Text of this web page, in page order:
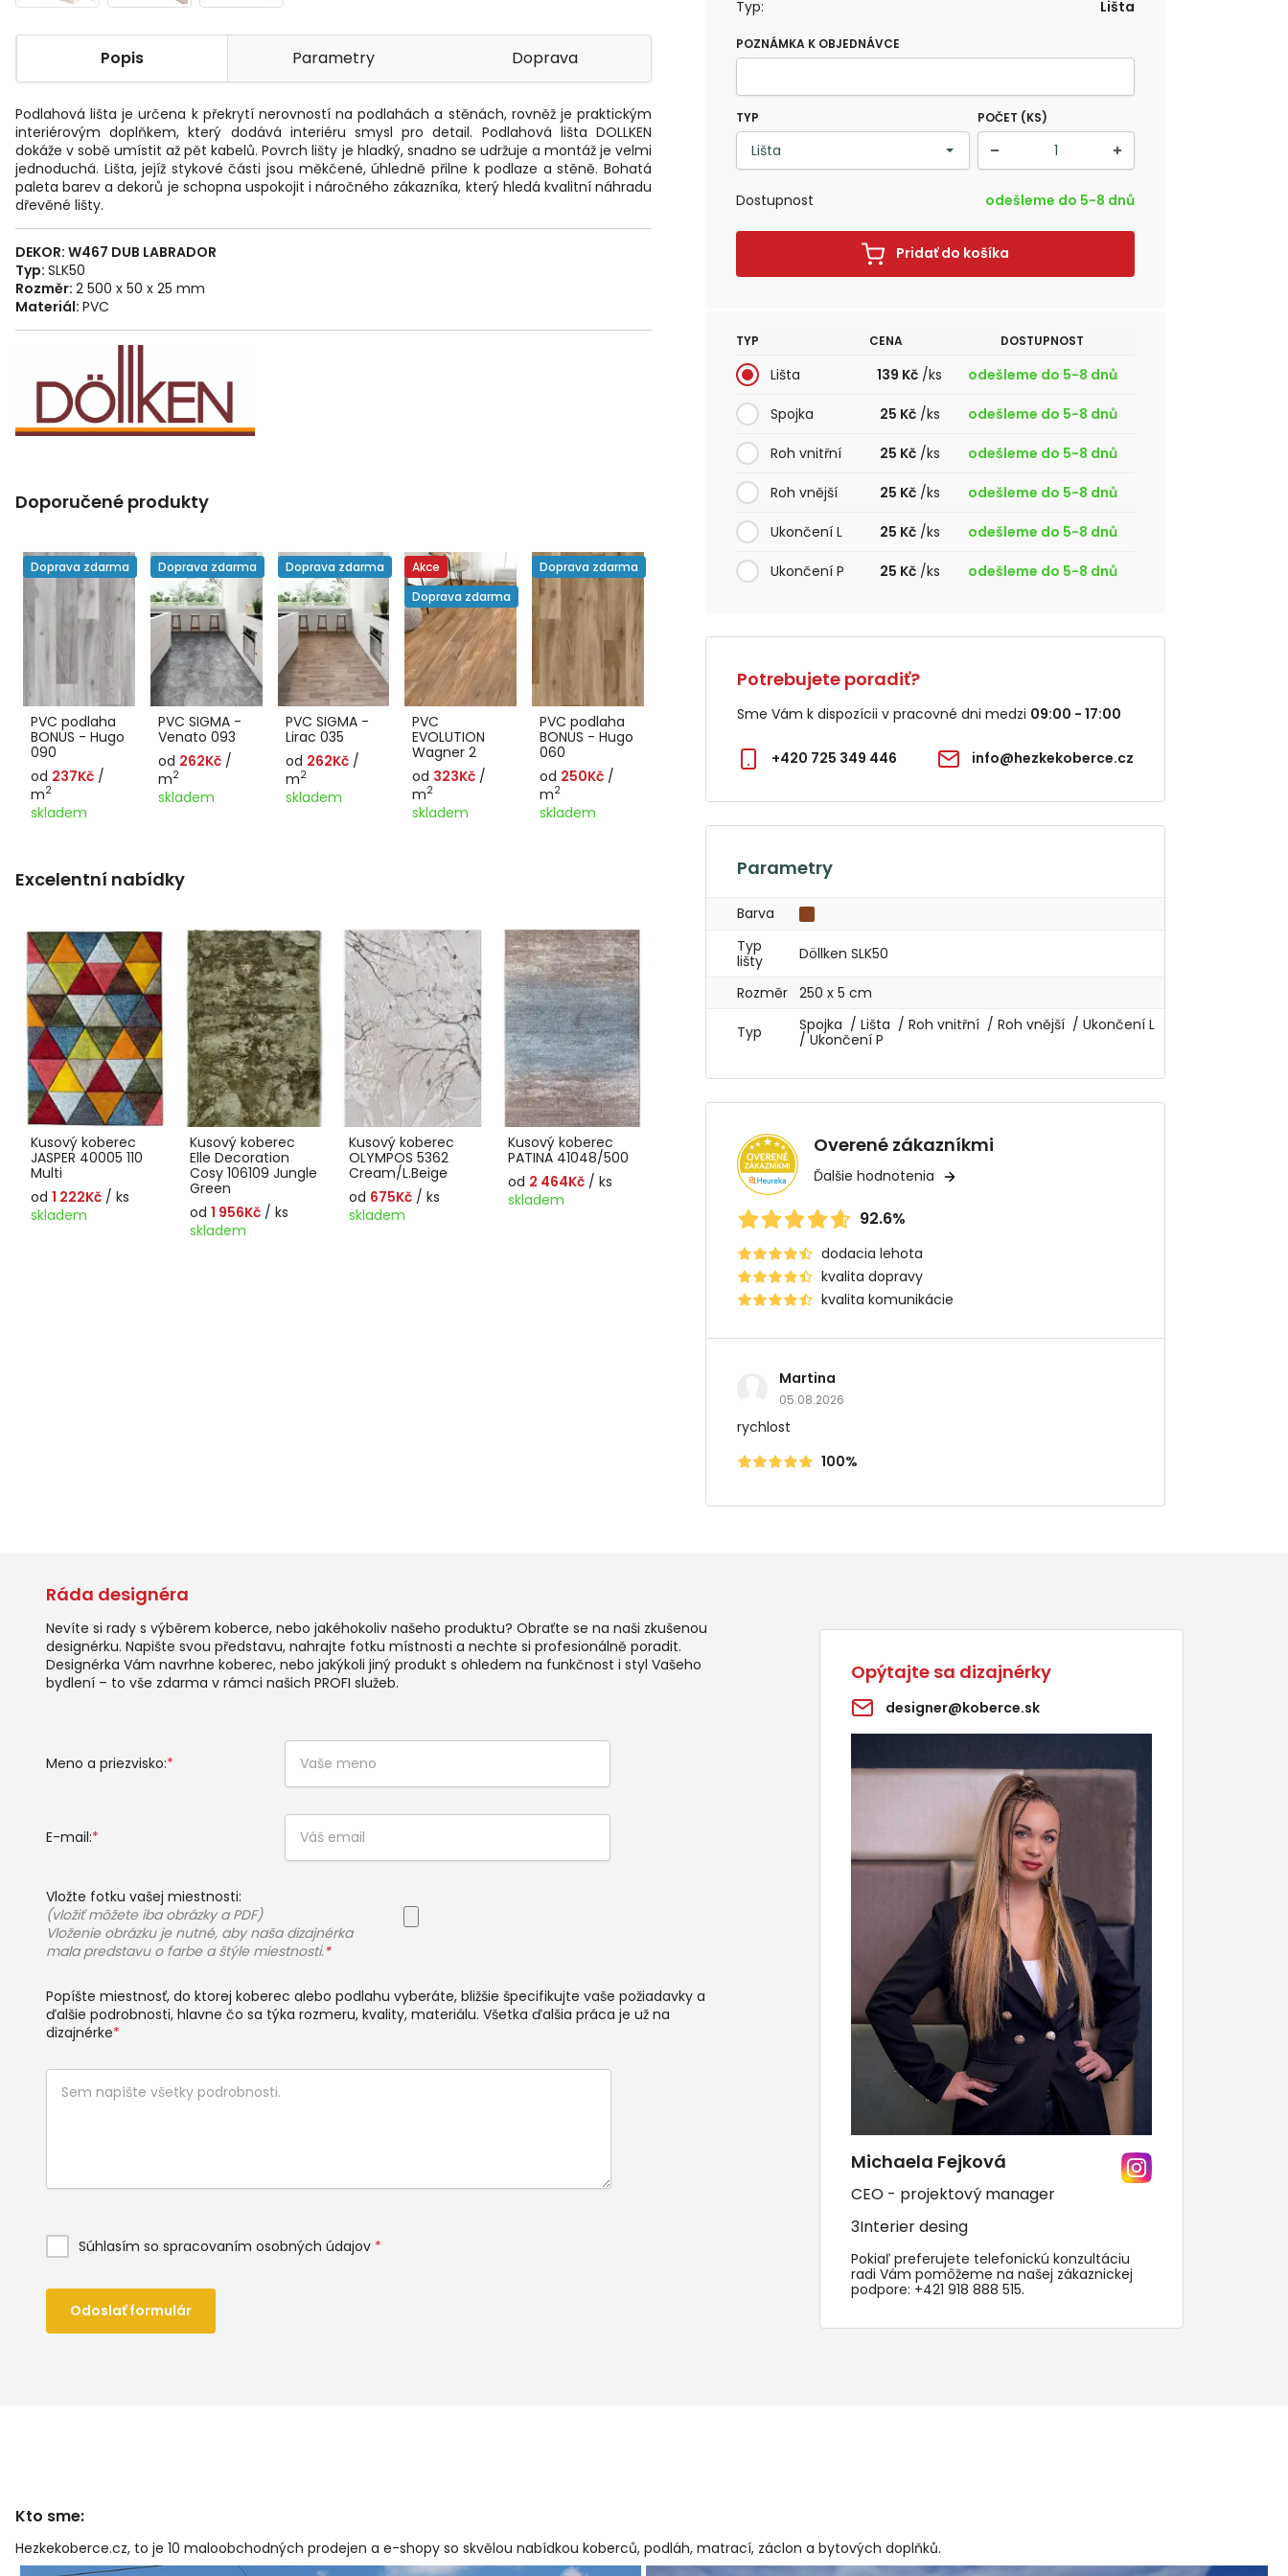
Popis Parametry Doprava
Podlahová lišta je určena k překrytí nerovností na podlahách a stěnách, rovněž je praktickým
interiérovým doplňkem, který dodává interiéru smysl pro detail. Podlahová lišta DOLLKEN
dokáže v sobě umístit až pět kabelů. Povrch lišty je hladký, snadno se udržuje a montáž je velmi
jednoduchá. Lišta, jejíž stykové části jsou měkčené, úhledně přilne k podlaze a stěně. Bohatá
paleta barev a dekorů je schopna uspokojit i náročného zákazníka, který hledá kvalitní náhradu
dřevěné lišty.
DEKOR: W467 DUB LABRADOR
Typ: SLK50
Rozměr: 2 500 x 50 x 25 mm
Materiál: PVC
Doporučené produkty
PVC podlaha
BONUS - Hugo
090
od 237Kč /
m2
skladem
Doprava zdarma
PVC SIGMA -
Venato 093
od 262Kč/
m2
skladem
Doprava zdarma
PVC SIGMA -
Lirac 035
od 262Kč/
m2
skladem
Doprava zdarma
PVC
EVOLUTION
Wagner 2
od 323Kč /
m2
skladem
Akce
Doprava zdarma
PVC podlaha
BONUS - Hugo
060
od 250Kč /
m2
skladem
Doprava zdarma
Excelentní nabídky
Kusový koberec
JASPER 40005 110
Multi
od 1 222Kč / ks
skladem
Kusový koberec
Elle Decoration
Cosy 106109 Jungle
Green
od 1 956Kč / ks
skladem
Kusový koberec
OLYMPOS 5362
Cream/L.Beige
od 675Kč / ks
skladem
Kusový koberec
PATINA 41048/500
od 2 464Kč / ks
skladem
Typ: Lišta
POZNÁMKA K OBJEDNÁVCE
TYP POČET (KS)
Dostupnost odešleme do 5-8 dnů
Pridať do košíka
TYP CENA DOSTUPNOST
Lišta 139 Kč /ks odešleme do 5-8 dnů
Spojka 25 Kč/ks odešleme do 5-8 dnů
Roh vnitřní 25 Kč/ks odešleme do 5-8 dnů
Roh vnější 25 Kč/ks odešleme do 5-8 dnů
Ukončení L 25 Kč/ks odešleme do 5-8 dnů
Ukončení P 25 Kč/ks odešleme do 5-8 dnů
Potrebujete poradiť?
Sme Vám k dispozícii v pracovné dni medzi 09:00 - 17:00
+420 725 349 446 info@hezkekoberce.cz
Parametry
Barva
Typ
lišty
Döllken SLK50
Rozměr 250 x 5 cm
Typ
Spojka / Lišta / Roh vnitřní / Roh vnější / Ukončení L
/ Ukončení P
Overené zákazníkmi
Ďalšie hodnotenia
92.6%
dodacia lehota
kvalita dopravy
kvalita komunikácie
Martina
05.08.2026
rychlost
100%
Ráda designéra
Nevíte si rady s výběrem koberce, nebo jakéhokoliv našeho produktu? Obraťte se na naši zkušenou
designérku. Napište svou představu, nahrajte fotku místnosti a nechte si profesionálně poradit.
Designérka Vám navrhne koberec, nebo jakýkoli jiný produkt s ohledem na funkčnost i styl Vašeho
bydlení – to vše zdarma v rámci našich PROFI služeb.
Meno a priezvisko:*
E-mail:*
Vložte fotku vašej miestnosti:
(vložiť môžete iba obrázky a PDF)
Vloženie obrázku je nutné, aby naša dizajnérka
mala predstavu o farbe a štýle miestnosti.*
Popíšte miestnosť, do ktorej koberec alebo podlahu vyberáte, bližšie špecifikujte vaše požiadavky a
ďalšie podrobnosti, hlavne čo sa týka rozmeru, kvality, materiálu. Všetka ďalšia práca je už na
dizajnérke*
Súhlasím so spracovaním osobných údajov *
Odoslať formulár
Opýtajte sa dizajnérky
designer@koberce.sk
Michaela Fejková
CEO - projektový manager
3Interier desing
Pokiaľ preferujete telefonickú konzultáciu
radi Vám pomôžeme na našej zákaznickej
podpore: +421 918 888 515.
Kto sme:
Hezkekoberce.cz, to je 10 maloobchodných prodejen a e-shopy so skvělou nabídkou koberců, podláh, matrací, záclon a bytových doplňků.